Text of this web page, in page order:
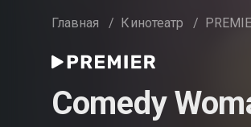
Главная / Кинотеатр /
Comedy